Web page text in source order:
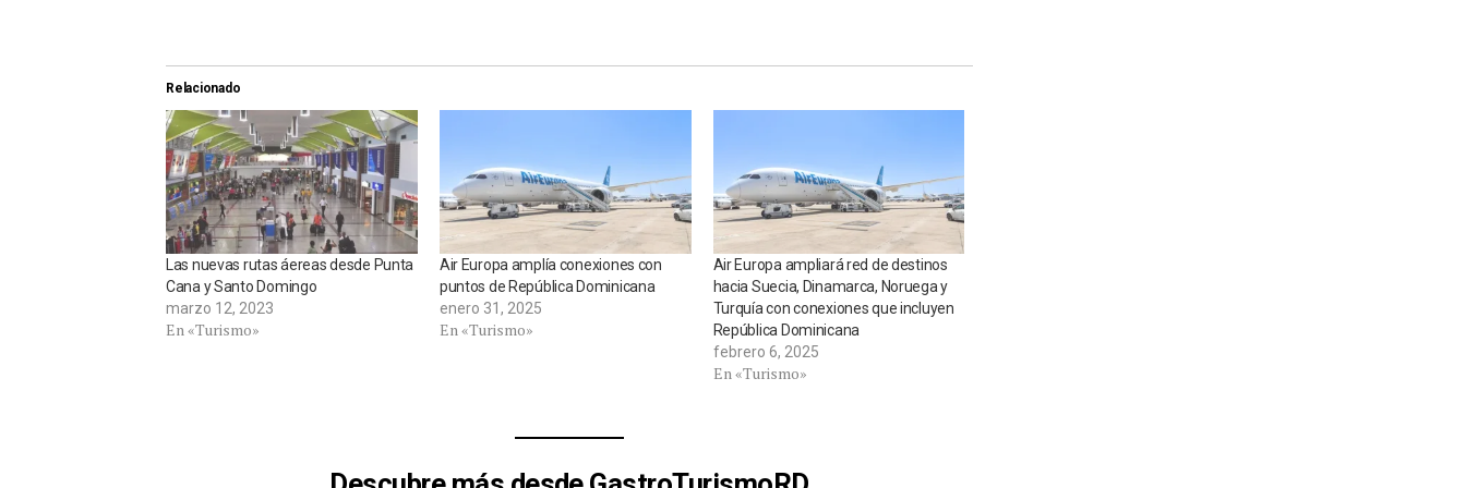
Relacionado
Las nuevas rutas áereas desde Punta
Cana y Santo Domingo
marzo 12, 2023
En «Turismo»
Air Europa amplía conexiones con
puntos de República Dominicana
enero 31, 2025
En «Turismo»
Air Europa ampliará red de destinos
hacia Suecia, Dinamarca, Noruega y
Turquía con conexiones que incluyen
República Dominicana
febrero 6, 2025
En «Turismo»